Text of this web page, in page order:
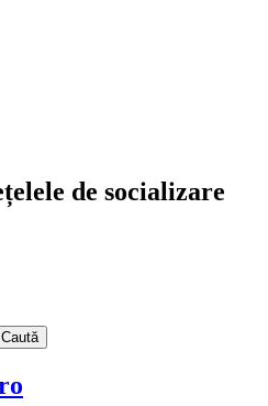
de socializare